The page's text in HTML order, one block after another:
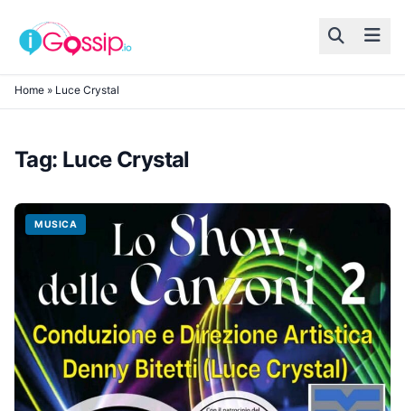
Skip to content
Home » Luce Crystal
Tag: Luce Crystal
MUSICA